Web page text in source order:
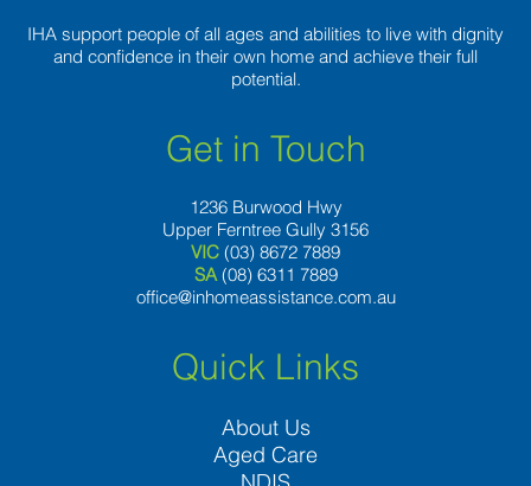
IHA support people of all ages and abilities to live with dignity
and confidence in their own home and achieve their full
potential.
Get in Touch
1236 Burwood Hwy
Upper Ferntree Gully 3156
VIC (03) 8672 7889
SA (08) 6311 7889
office@inhomeassistance.com.au
Quick Links
About Us
Aged Care